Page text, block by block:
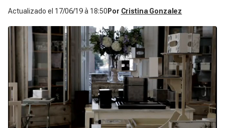
Actualizado el 17/06/19 à 18:50 Por Cristina Gonzalez